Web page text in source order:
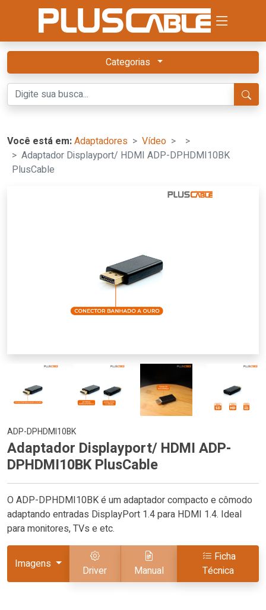
Categorias
Você está em:Adaptadores
Vídeo
Adaptador Displayport/ HDMI ADP-DPHDMI10BK
PlusCable
ADP-DPHDMI10BK
Adaptador Displayport/ HDMI ADP-
DPHDMI10BK PlusCable
O ADP-DPHDMI10BK é um adaptador compacto e cômodo
adaptando entradas DisplayPort 1.4 para HDMI 1.4. Ideal
para monitores, TVs e etc.
Imagens Driver Manual
Ficha
Técnica